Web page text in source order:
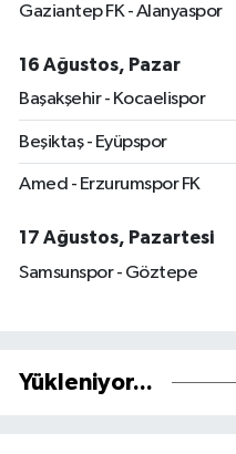
Gaziantep FK - Alanyaspor
16 Ağustos, Pazar
Başakşehir - Kocaelispor
Beşiktaş - Eyüpspor
Amed - Erzurumspor FK
17 Ağustos, Pazartesi
Samsunspor - Göztepe
Yükleniyor...